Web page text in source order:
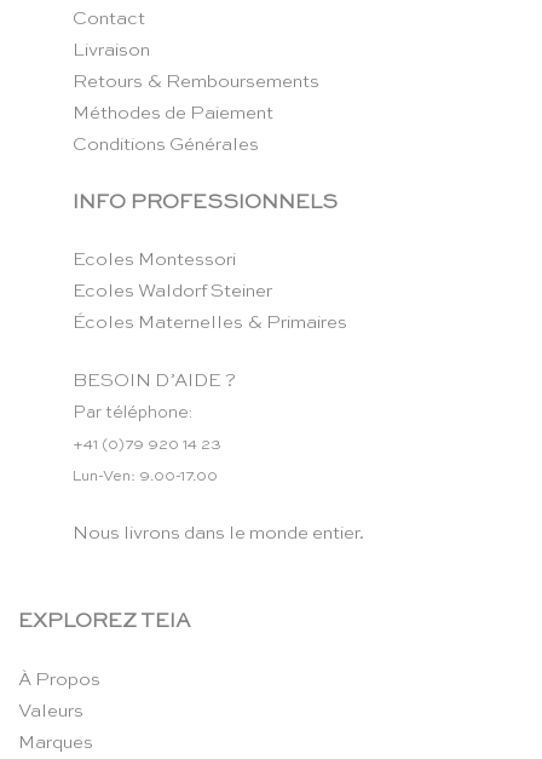
Contact
Livraison
Retours & Remboursements
Méthodes de Paiement
Conditions Générales
INFO PROFESSIONNELS
Ecoles Montessori
Ecoles Waldorf Steiner
Écoles Maternelles & Primaires
BESOIN D’AIDE ?
Par téléphone:
+41 (0)79 920 14 23
Lun-Ven: 9.00-17.00
Nous livrons dans le monde entier.
EXPLOREZ TEIA
À Propos
Valeurs
Marques